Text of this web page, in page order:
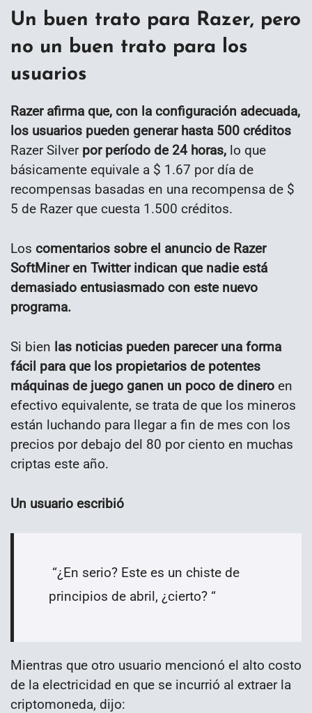
Un buen trato para Razer, pero
no un buen trato para los
usuarios
Razer afirma que, con la configuración adecuada,
los usuarios pueden generar hasta 500 créditos
Razer Silverpor período de 24 horas, lo que
básicamente equivale a $ 1.67 por día de
recompensas basadas en una recompensa de $
5 de Razer que cuesta 1.500 créditos.
Los comentarios sobre el anuncio de Razer
SoftMiner en Twitter indican que nadie está
demasiado entusiasmado con este nuevo
programa.
Si bien las noticias pueden parecer una forma
fácil para que los propietarios de potentes
máquinas de juego ganen un poco de dinero en
efectivo equivalente, se trata de que los mineros
están luchando para llegar a fin de mes con los
precios por debajo del 80 por ciento en muchas
criptas este año.
Un usuario escribió
“¿En serio? Este es un chiste de
principios de abril, ¿cierto? “
Mientras que otro usuario mencionó el alto costo
de la electricidad en que se incurrió al extraer la
criptomoneda, dijo: